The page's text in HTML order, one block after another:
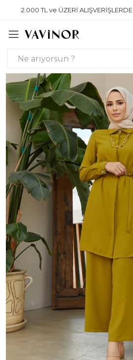
2.000 TL ve ÜZERİ ALIŞVERİŞLERDE